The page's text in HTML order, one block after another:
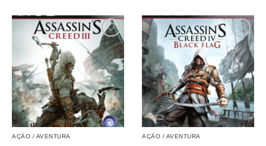
AÇÃO / AVENTURA AÇÃO / AVENTURA